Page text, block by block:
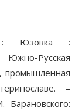
: Юзовка :
Южно-Русская
промышленная
–
Барановского: